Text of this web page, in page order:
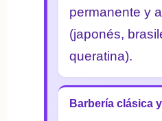
permanente y
(japonés,
queratina).
Barbería clásica